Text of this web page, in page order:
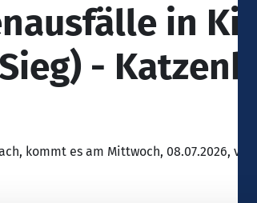
in
-
kommt es am Mittwoch, 08.07.2026, von